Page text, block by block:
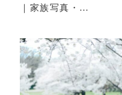
｜家族写真・…